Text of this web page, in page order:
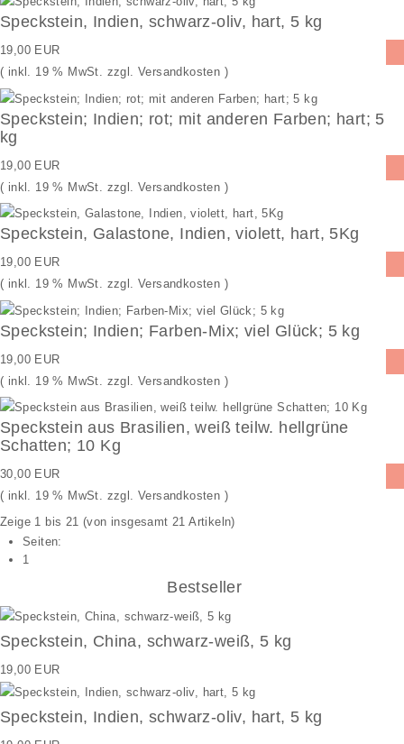
Speckstein, Indien, schwarz-oliv, hart, 5 kg
19,00 EUR
( inkl. 19 % MwSt. zzgl. Versandkosten )
Speckstein; Indien; rot; mit anderen Farben; hart; 5
kg
19,00 EUR
( inkl. 19 % MwSt. zzgl. Versandkosten )
Speckstein, Galastone, Indien, violett, hart, 5Kg
19,00 EUR
( inkl. 19 % MwSt. zzgl. Versandkosten )
Speckstein; Indien; Farben-Mix; viel Glück; 5 kg
19,00 EUR
( inkl. 19 % MwSt. zzgl. Versandkosten )
Speckstein aus Brasilien, weiß teilw. hellgrüne
Schatten; 10 Kg
30,00 EUR
( inkl. 19 % MwSt. zzgl. Versandkosten )
Zeige 1 bis 21 (von insgesamt21 Artikeln)
Seiten:
1
Bestseller
Speckstein, China, schwarz-weiß, 5 kg
19,00 EUR
Speckstein, Indien, schwarz-oliv, hart, 5 kg